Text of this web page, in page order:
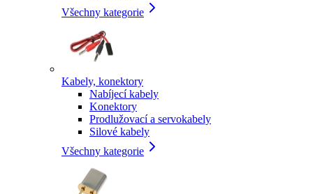
Všechny kategorie
Kabely, konektory
Nabíjecí kabely
Konektory
Prodlužovací a servokabely
Silové kabely
Všechny kategorie